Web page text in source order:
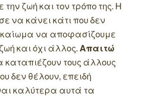
την ζωή και τον τρόπο της. Η
να κάνει κάτι που δεν
να αποφασίζουμε
και όχι άλλος.Απαιτώ
τους άλλους
δεν θέλουν, επειδή
καλύτερα αυτά τα